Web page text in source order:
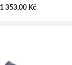
1 353,00 Kč